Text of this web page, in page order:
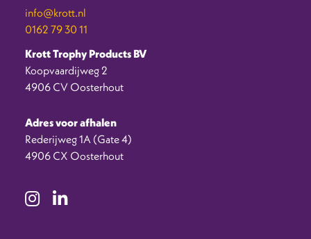
info@krott.nl
0162 79 30 11
Krott Trophy Products BV
Koopvaardijweg 2
4906 CV Oosterhout
Adres voor afhalen
Rederijweg 1A (Gate 4)
4906 CX Oosterhout